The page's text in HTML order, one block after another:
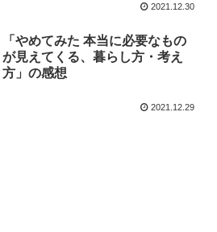
2021.12.30
「やめてみた 本当に必要なもの
が見えてくる、暮らし方・考え
方」の感想
2021.12.29